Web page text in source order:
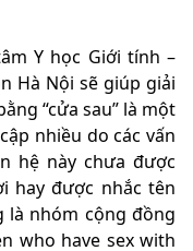
Y học Giới tính –
Hà Nội sẽ giúp giải
“cửa sau” là một
nhiều do các vấn
hệ này chưa được
hay được nhắc tên
là nhóm cộng đồng
who have sex with